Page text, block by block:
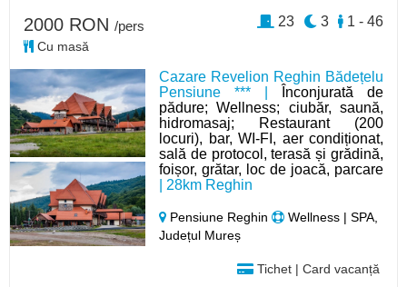
Cazare Revelion Reghin Bădețelu
Pensiune *** |
Înconjurată de
pădure; Wellness; ciubăr, saună,
hidromasaj; Restaurant (200
locuri), bar, WI-FI, aer condiționat,
sală de protocol, terasă și grădină,
foișor, grătar, loc de joacă, parcare
| 28km Reghin
Pensiune Reghin
Wellness | SPA,
Județul Mureș
Tichet | Card vacanță
2000 RON /pers
Cu masă
1 - 46
3
23